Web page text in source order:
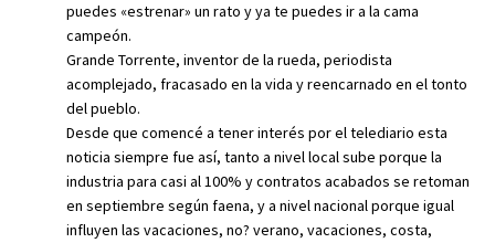
puedes «estrenar» un rato y ya te puedes ir a la cama
campeón.
Grande Torrente, inventor de la rueda, periodista
acomplejado, fracasado en la vida y reencarnado en el tonto
del pueblo.
Desde que comencé a tener interés por el telediario esta
noticia siempre fue así, tanto a nivel local sube porque la
industria para casi al 100% y contratos acabados se retoman
en septiembre según faena, y a nivel nacional porque igual
influyen las vacaciones, no? verano, vacaciones, costa,